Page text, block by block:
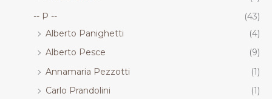
-- P --
(43)
Alberto Panighetti
(4)
Alberto Pesce
(9)
Annamaria Pezzotti
(1)
Carlo Prandolini
(1)